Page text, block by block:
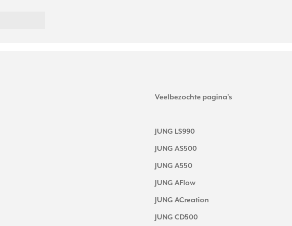
Veelbezochte pagina's
JUNG LS990
JUNG AS500
JUNG A550
JUNG AFlow
JUNG ACreation
JUNG CD500